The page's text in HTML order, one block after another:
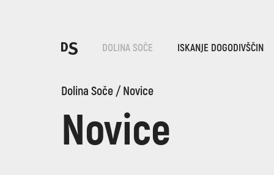
DOLINA SOČE ISKANJE DOGODIVŠČIN
Dolina Soče/Novice
NoviceTOLMINSKA KORITA